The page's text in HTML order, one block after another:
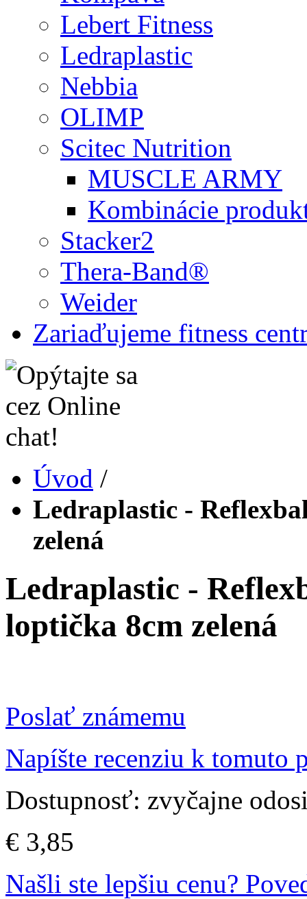
Lebert Fitness
Ledraplastic
Nebbia
OLIMP
Scitec Nutrition
MUSCLE ARMY
Kombinácie
Stacker2
Thera-Band®
Weider
Zariaďujeme fitness
Úvod /
Ledraplastic -
zelená
Ledraplastic -
loptička 8cm zelená
Poslať známemu
Napíšte recenziu k tomuto
Dostupnosť: zvyčajne
€ 3,85
Našli ste lepšiu cenu?